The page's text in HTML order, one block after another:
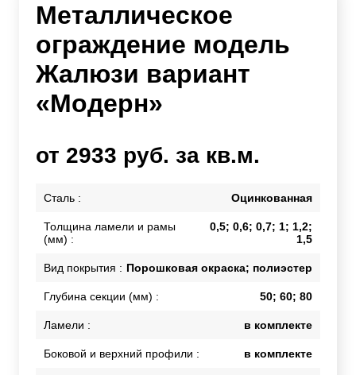
Металлическое
ограждение модель
Жалюзи вариант
«Модерн»
от 2933 руб. за кв.м.
Сталь : Оцинкованная
Толщина ламели и рамы
(мм) :
0,5; 0,6; 0,7; 1; 1,2;
1,5
Вид покрытия : Порошковая окраска; полиэстер
Глубина секции (мм) : 50; 60; 80
Ламели : в комплекте
Боковой и верхний профили : в комплекте